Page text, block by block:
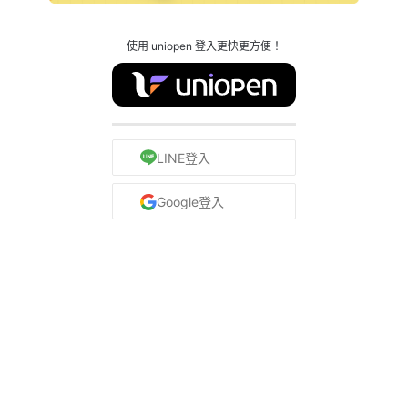
使用 uniopen 登入更快更方便！
LINE登入
Google登入